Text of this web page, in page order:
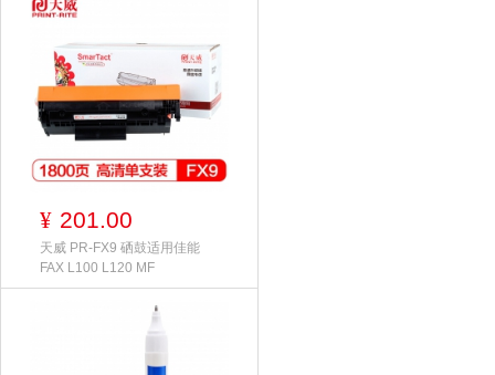
¥ 201.00
天威 PR-FX9 硒鼓适用佳能
FAX L100 L120 MF